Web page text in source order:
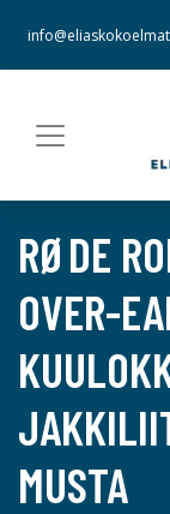
RØDE
OVER-
MUSTA